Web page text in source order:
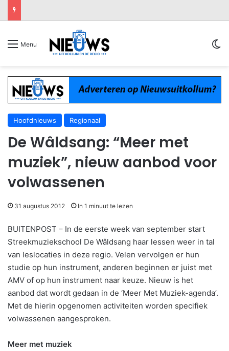
Menu
Hoofdnieuws Regionaal
De Wâldsang: “Meer met
muziek”, nieuw aanbod voor
volwassenen
31 augustus 2012 In 1 minuut te lezen
BUITENPOST – In de eerste week van september start
Streekmuziekschool De Wâldsang haar lessen weer in tal
van leslocaties in deze regio. Velen vervolgen er hun
studie op hun instrument, anderen beginnen er juist met
AMV of op hun instrument naar keuze. Nieuw is het
aanbod dat wordt gedaan in de ‘Meer Met Muziek-agenda’.
Met de hierin opgenomen activiteiten worden specifiek
volwassenen aangesproken.
Meer met muziek